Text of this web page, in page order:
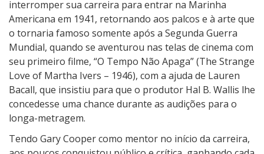
interromper sua carreira para entrar na Marinha
Americana em 1941, retornando aos palcos e à arte que
o tornaria famoso somente após a Segunda Guerra
Mundial, quando se aventurou nas telas de cinema com
seu primeiro filme, “O Tempo Não Apaga” (The Strange
Love of Martha Ivers – 1946), com a ajuda de Lauren
Bacall, que insistiu para que o produtor Hal B. Wallis lhe
concedesse uma chance durante as audições para o
longa-metragem.
Tendo Gary Cooper como mentor no início da carreira,